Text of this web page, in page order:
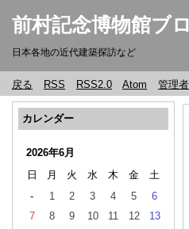
前村記念博物館ブ
日本各地の近代建築探訪など
戻る RSS RSS2.0 Atom 管理
カレンダー
2026年6月
日
月 火 水 木 金
土
-
1 2 3 4 5
6
7
8 9 10 11 12
13